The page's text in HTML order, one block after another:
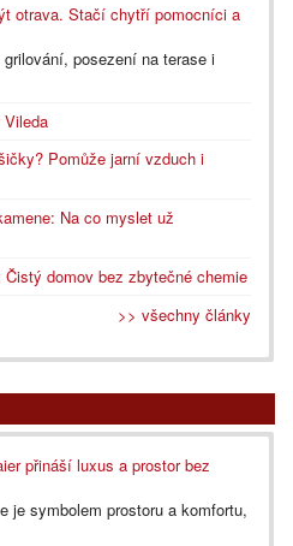
otrava. Stačí chytří pomocníci a
posezení na terase i
Pomůže jarní vzduch i
Na co myslet už
domov bez zbytečné chemie
>> všechny články
přináší luxus a prostor bez
je symbolem prostoru a komfortu,